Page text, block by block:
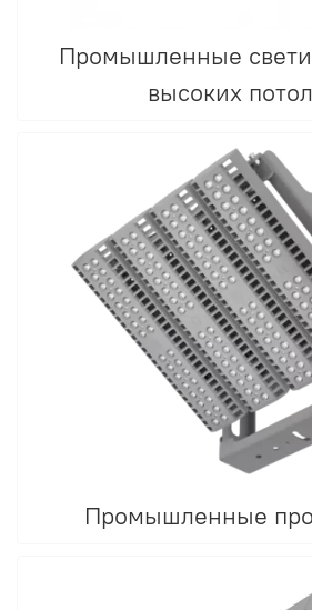
Промышленные
высоких
Промышленные